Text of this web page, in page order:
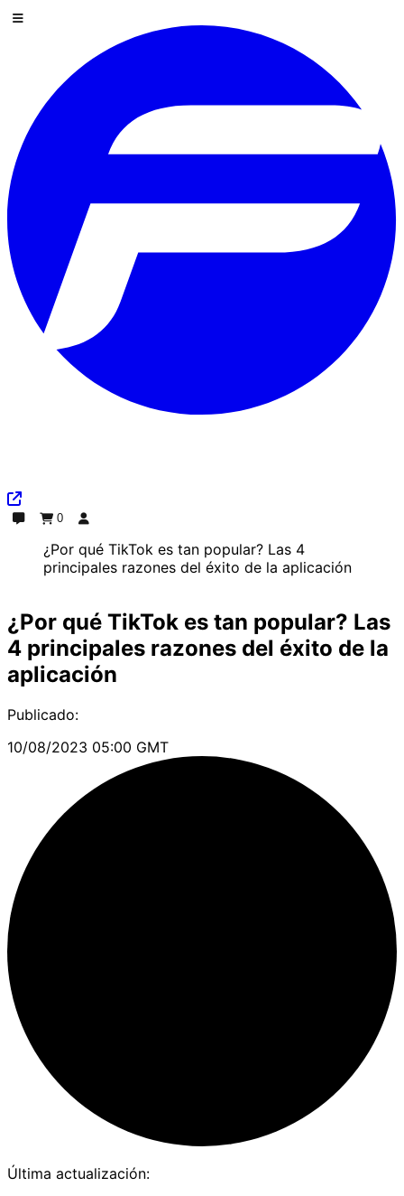
Saltar al contenido
0
¿Por qué TikTok es tan popular? Las 4
principales razones del éxito de la aplicación
¿Por qué TikTok es tan popular? Las
4 principales razones del éxito de la
aplicación
Publicado:
10/08/2023 05:00 GMT
Última actualización: